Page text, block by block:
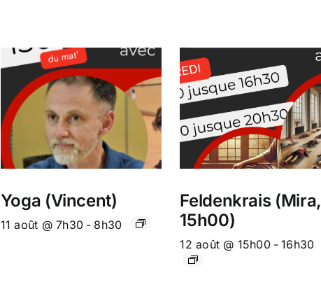
Yoga (Vincent)
11 août @ 7h30 - 8h30
Feldenkrais (Mira,
15h00)
12 août @ 15h00 - 16h30